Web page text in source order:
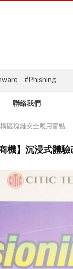
#Phishing
聯絡我們
區塊鏈安全應用盲點
商機】沉浸式體